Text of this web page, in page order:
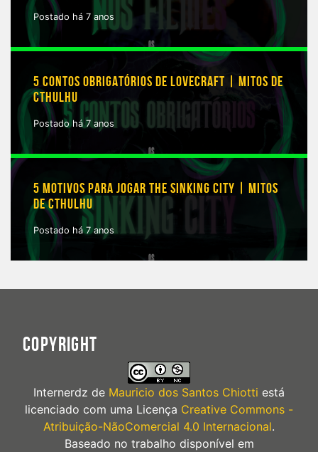
Postado há 7 anos
5 CONTOS OBRIGATÓRIOS DE LOVECRAFT | MITOS DE
CTHULHU
Postado há 7 anos
5 MOTIVOS PARA JOGAR THE SINKING CITY | MITOS
DE CTHULHU
Postado há 7 anos
COPYRIGHT
Internerdz de Mauricio dos Santos Chiotti está
licenciado com uma Licença Creative Commons -
Atribuição-NãoComercial 4.0 Internacional.
Baseado no trabalho disponível em